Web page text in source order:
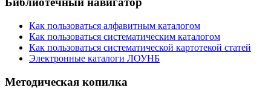
Как пользоваться алфавитным каталогом
Как пользоваться систематическим каталогом
Как пользоваться систематической картотекой статей
Электронные каталоги ЛОУНБ
Методическая копилка